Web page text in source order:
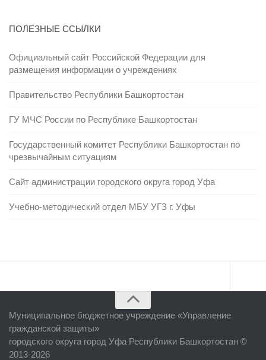
ПОЛЕЗНЫЕ ССЫЛКИ
Официальный сайт Российской Федерации для
размещения информации о учреждениях
Правительство Республики Башкортостан
ГУ МЧС России по Республике Башкортостан
Государственный комитет Республики Башкортостан по
чрезвычайным ситуациям
Сайт администрации городского округа город Уфа
Учебно-методический отдел МБУ УГЗ г. Уфы
Об учреждении
Руководство
Муниципальное бюджетное учреждение «Управление
гражданской защиты»
городского округа город Уфа Республики Башкортостан ©
2013-2026